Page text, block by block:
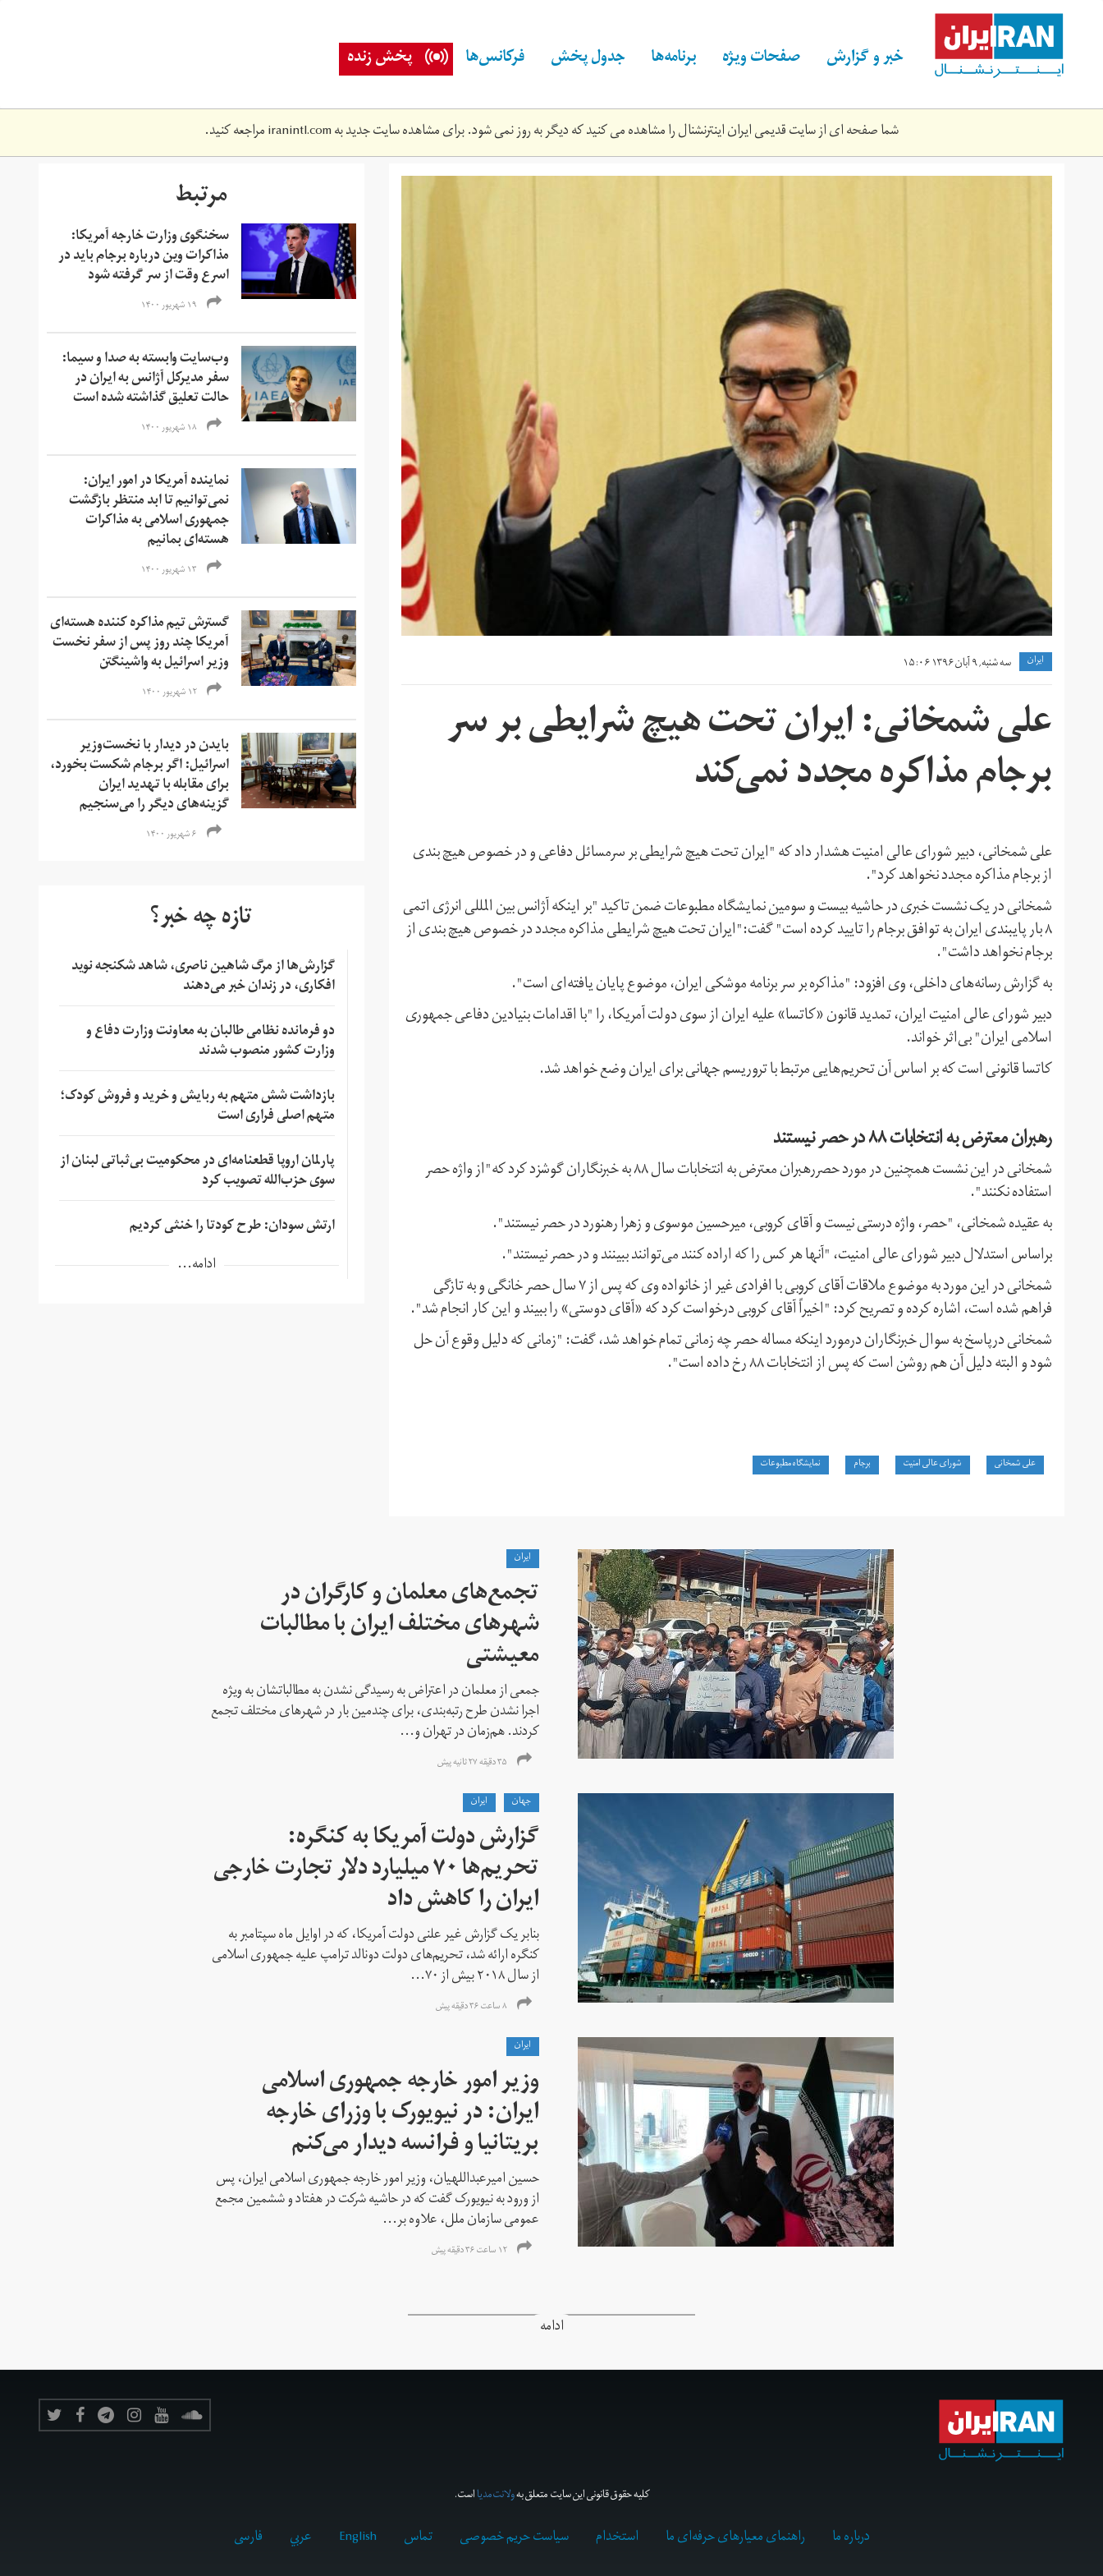
content خبر و گزارش صفحات ویژه برنامه‌ها جدول پخش فرکانس‌ها پخش زنده
شما صفحه ای از سایت قدیمی ایران اینترنشنال را مشاهده می کنید که دیگر به روز نمی شود. برای مشاهده سایت جدید بهiranintl.comمراجعه کنید.
25624_l16x9.jpg
ايران سه شنبه, ۹ آبان ۱۳۹۶ ۱۵:۰۶
علی شمخانی: ایران تحت هیچ شرایطی بر سر
برجام مذاکره مجدد نمی‌کند
علی شمخانی، دبیر شورای عالی امنیت هشدار داد که "ایران تحت هیچ شرایطی بر سرمسائل دفاعی و در خصوص هیچ بندی
از برجام مذاکره مجدد نخواهد کرد".
شمخانی در یک نشست خبری در حاشیه بیست‌ و سومین نمایشگاه مطبوعات ضمن تاکید "بر اینکه آژانس بین المللی انرژی اتمی
۸ بار پایبندی ایران به توافق برجام را تایید کرده است" گفت:‌"ایران تحت هیچ شرایطی مذاکره مجدد در خصوص هیچ بندی از
برجام نخواهد داشت".
به گزارش رسانه‌های داخلی، وی افزود: "مذاکره بر سر برنامه موشکی ایران، موضوع پایان یافته‌ای است".
دبیر شورای عالی امنیت ایران، تمدید قانون «کاتسا» علیه ایران از سوی دولت آمریکا، را "با اقدامات بنیادین دفاعی جمهوری
اسلامی ایران" بی‌اثر خواند.
کاتسا قانونی است که بر اساس آن تحریم‌هایی مرتبط با تروریسم جهانی برای ایران وضع خواهد شد.
رهبران معترض به انتخابات ۸۸ در حصر نیستند
شمخانی در این نشست همچنین در مورد حصررهبران معترض به انتخابات سال ۸۸ به خبرنگاران گوشزد کرد که"از واژه حصر
استفاده نکنند".
به عقیده شمخانی، "حصر، واژه درستی نیست و آقای کروبی، میرحسین موسوی و زهرا رهنورد در حصر نیستند".
براساس استدلال دبیر شورای عالی امنیت، "آنها هر کس را که اراده کنند می‌توانند ببینند و در حصر نیستند".
شمخانی در این مورد به موضوع ملاقات آقای کروبی با افرادی غیر از خانواده وی که پس از ۷ سال حصر خانگی و به تازگی
فراهم شده است، اشاره کرده و تصریح کرد: "اخیراً آقای کروبی درخواست کرد که «آقای دوستی» را ببیند و این کار انجام شد".
شمخانی درپاسخ به سوال خبرنگاران درمورد اینکه مساله حصر چه زمانی تمام خواهد شد، گفت: "زمانی که دلیل وقوع آن حل
شود و البته دلیل آن هم روشن است که پس از انتخابات ۸۸ رخ داده است".
علی شمخانی شورای عالی امنیت برجام نمایشگاه مطبوعات
مرتبط
سخنگوی وزارت خارجه آمریکا:
مذاکرات وین درباره برجام باید در
اسرع وقت از سر گرفته شود
۱۹ شهریور ۱۴۰۰
وب‌سایت وابسته به صدا و سیما:
سفر مدیرکل آژانس به ایران در
حالت تعلیق گذاشته شده است
۱۸ شهریور ۱۴۰۰
نماینده آمریکا در امور ایران:
نمی‌‌توانیم تا ابد منتظر بازگشت
جمهوری اسلامی به مذاکرات
هسته‌ای بمانیم
۱۳ شهریور ۱۴۰۰
گسترش تیم مذاکره کننده هسته‌ای
آمریکا چند روز پس از سفر نخست
وزیر اسرائیل به واشینگتن
۱۲ شهریور ۱۴۰۰
بایدن در دیدار با نخست‌وزیر
اسرائیل: اگر برجام شکست بخورد،
برای مقابله با تهدید ایران
گزینه‌های دیگر را می‌سنجیم
۶ شهریور ۱۴۰۰
تازه چه خبر؟
گزارش‌ها از مرگ شاهین ناصری، شاهد شکنجه نوید
افکاری، در زندان خبر می‌دهند
دو فرمانده نظامی طالبان به معاونت وزارت دفاع و
وزارت کشور منصوب شدند
بازداشت شش متهم به ربایش و خرید و فروش کودک؛
متهم اصلی فراری است
پارلمان اروپا قطعنامه‌ای در محکومیت بی‌ثباتی لبنان از
سوی حزب‌الله تصویب کرد
ارتش سودان: طرح کودتا را خنثی کردیم
ادامه...
ايران
تجمع‌های معلمان و کارگران در
شهرهای مختلف ایران با مطالبات
معیشتی
جمعی از معلمان در اعتراض به رسیدگی نشدن به مطالباتشان به ویژه
اجرا نشدن طرح رتبه‌بندی، برای چندمین بار در شهرهای مختلف تجمع
کردند. هم‌زمان در تهران و...
۳۵ دقیقه ۲۷ ثانیه پیش
جهان
ايران
گزارش دولت آمریکا به کنگره:
تحریم‌ها ۷۰ میلیارد دلار تجارت خارجی
ایران را کاهش داد
بنابر یک گزارش غیر علنی دولت آمریکا، که در اوایل ماه سپتامبر به
کنگره ارائه شد، تحریم‌های دولت دونالد ترامپ علیه جمهوری اسلامی
از سال ۲۰۱۸ بیش از ۷۰...
۸ ساعت ۳۶ دقیقه پیش
ايران
وزیر امور خارجه جمهوری اسلامی
ایران: در نیویورک با وزرای خارجه
بریتانیا و فرانسه دیدار می‌کنم
حسین امیرعبداللهیان، وزیر امور خارجه جمهوری اسلامی ایران، پس
از ورود به نیویورک گفت که در حاشیه شرکت در هفتاد و ششمین مجمع
عمومی سازمان ملل، علاوه بر...
۱۲ ساعت ۳۶ دقیقه پیش
ادامه
کلیه حقوق قانونی این سایت متعلق بهولانت‌مدیااست.
درباره ما راهنمای معیارهای حرفه‌ای ما استخدام سیاست حریم خصوصی تماس English عربي فارسى